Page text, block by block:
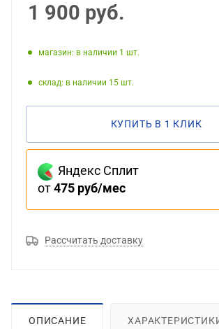
1 900 руб.
Магазин: в наличии 1
Склад: в наличии 15
КУПИТЬ В 1 КЛИК
Яндекс Сплит
от475 руб/мес
Рассчитать доставку
ОПИСАНИЕ